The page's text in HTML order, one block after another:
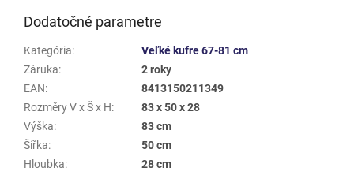
Dodatočné parametre
Kategória:
Veľké kufre 67-81 cm
Záruka:
2 roky
EAN:
8413150211349
Rozměry V x Š x H:
83 x 50 x 28
Výška:
83 cm
Šířka:
50 cm
Hloubka:
28 cm